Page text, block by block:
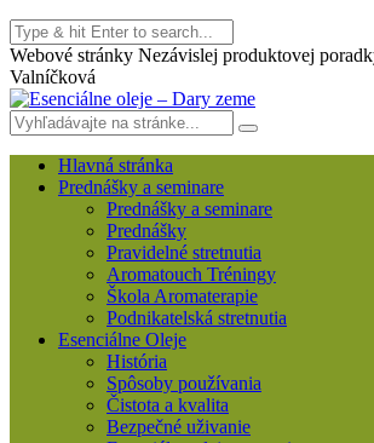
Webové stránky Nezávislej produktovej
Valníčková
Hlavná stránka
Prednášky a seminare
Prednášky a seminare
Prednášky
Pravidelné stretnutia
Aromatouch Tréningy
Škola Aromaterapie
Podnikatelská stretnutia
Esenciálne Oleje
História
Spôsoby používania
Čistota a kvalita
Bezpečné uživanie